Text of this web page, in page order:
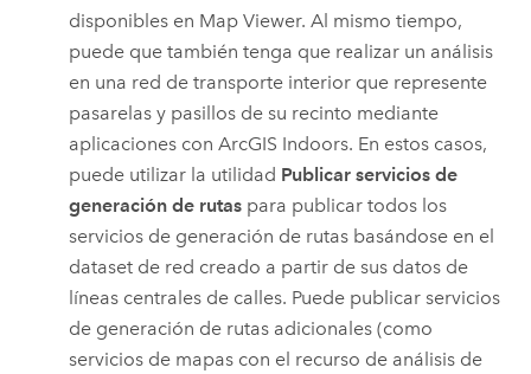
disponibles en Map Viewer. Al mismo tiempo,
puede que también tenga que realizar un análisis
en una red de transporte interior que represente
pasarelas y pasillos de su recinto mediante
aplicaciones conArcGIS Indoors. En estos casos,
puede utilizar la utilidad Publicar servicios de
generación de rutas para publicar todos los
servicios de generación de rutas basándose en el
dataset de red creado a partir de sus datos de
líneas centrales de calles. Puede publicar servicios
de generación de rutas adicionales (como
servicios de mapas con el recurso de análisis de